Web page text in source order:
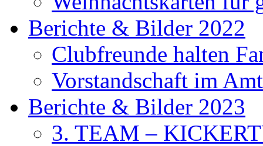
Berichte & Bilder 2022
Clubfreunde halten
Vorstandschaft im
Berichte & Bilder 2023
3. TEAM –